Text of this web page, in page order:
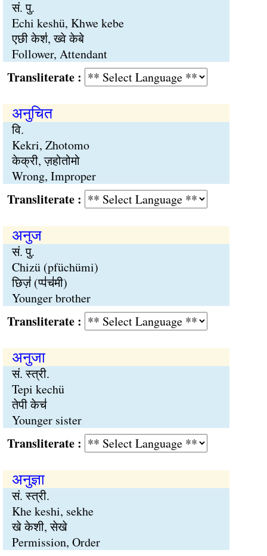
सं. पु.
Echi keshü, Khwe kebe
एछी केश॑, ख्वे केबे
Follower, Attendant
:
अनुचित
वि.
Kekri, Zhotomo
केक्री, ज़होतोमो
Wrong, Improper
:
अनुज
सं. पु.
Chizü (pfüchümi)
छिज़॑ (प्प॑च॑मी)
Younger brother
:
अनुजा
सं. स्त्री.
Tepi kechü
तेपी केच॑
Younger sister
:
अनुज्ञा
सं. स्त्री.
Khe keshi, sekhe
खे केशी, सेखे
Permission, Order